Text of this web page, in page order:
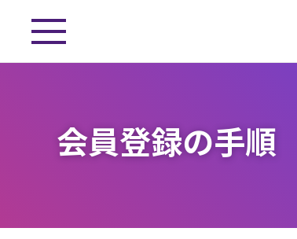
会員登録の手順